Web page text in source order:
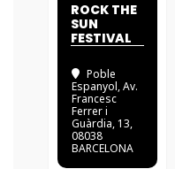
ROCK THE
SUN
FESTIVAL
Poble
Espanyol, Av.
Francesc
Ferrer i
Guàrdia, 13,
08038
BARCELONA